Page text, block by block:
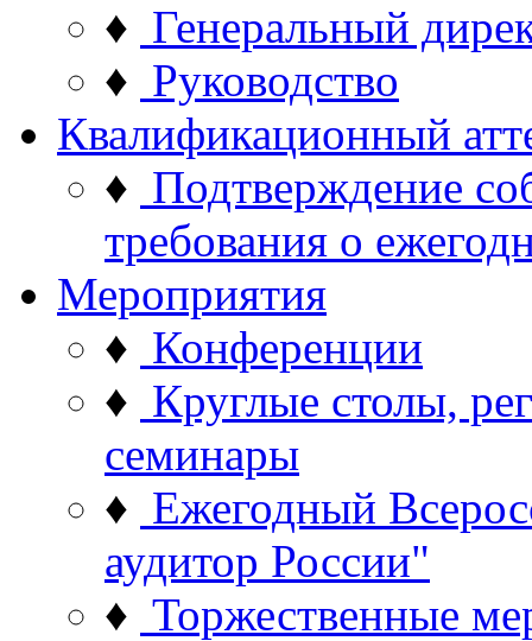
♦ Генеральный
♦ Руководство
Квалификационный
♦ Подтверждение
требования о
Мероприятия
♦ Конференции
♦ Круглые столы,
семинары
♦ Ежегодный
аудитор России"
♦ Торжественные